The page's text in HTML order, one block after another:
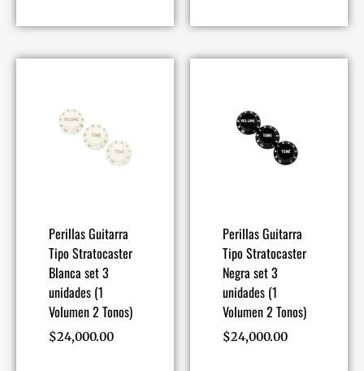
Perillas Guitarra
Tipo Stratocaster
Blanca set 3
unidades (1
Volumen 2 Tonos)
$24,000.00
Perillas Guitarra
Tipo Stratocaster
Negra set 3
unidades (1
Volumen 2 Tonos)
$24,000.00